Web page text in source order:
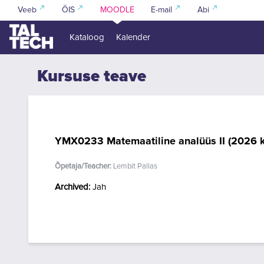
Jäta vahele peasisuni
Veeb ÕIS MOODLE E-mail Abi
Kataloog Kalender
Kursuse teave
YMX0233 Matemaatiline analüüs II (2026
Õpetaja/Teacher: Lembit Pallas
Archived : Jah